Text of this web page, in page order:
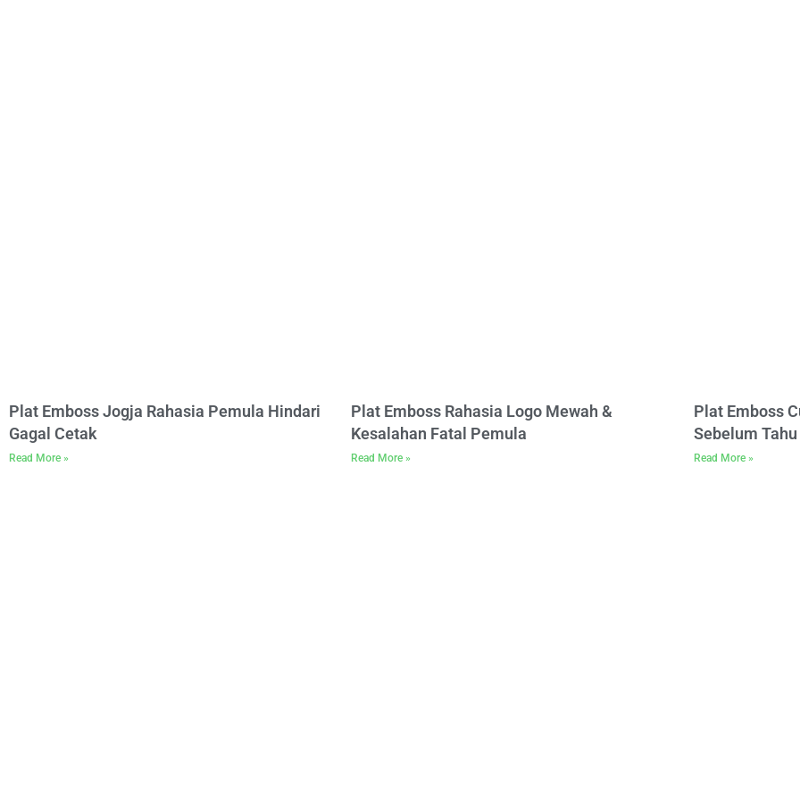
Plat Emboss Jogja Rahasia Pemula Hindari
Gagal Cetak
Read More »
Plat Emboss Rahasia Logo Mewah &
Kesalahan Fatal Pemula
Read More »
Plat Emboss
Sebelum
Read More »